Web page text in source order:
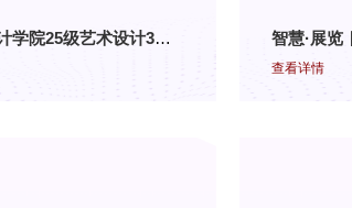
创意设计学院25级艺术设计3班 《标志设计》结课作品展（三）
查看详情